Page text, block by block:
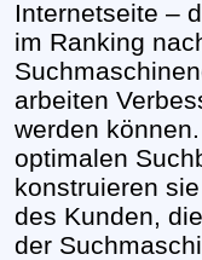
Internetseite –
im Ranking
arbeiten
werden
optimalen
konstruieren
des Kunden,
der